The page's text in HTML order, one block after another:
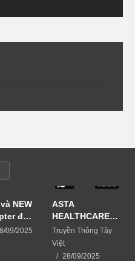
NEW
đã
tổ
09/2025
ASTA
HEALTHCARE
USA giải pháp
chăm sóc da từ
thiên nhiên
Truyền Thông Tây
Việt
28/09/2025